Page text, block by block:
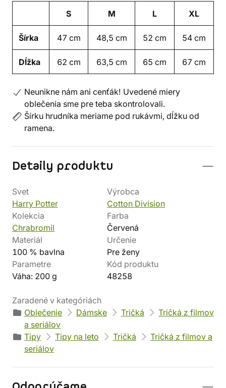
S M L XL
Šírka 47 cm 48,5 cm 52 cm 54 cm
Dĺžka 62 cm 63,5 cm 65 cm 67 cm
Neunikne nám ani cenťák! Uvedené miery
oblečenia sme pre teba skontrolovali.
Šírku hrudníka meriame pod rukávmi, dĺžku od
ramena.
Detaily produktu
Svet
Harry Potter
Výrobca
Cotton Division
Kolekcia
Chrabromil
Farba
Červená
Materiál
100 % bavlna
Určenie
Pre ženy
Parametre
Váha: 200 g
Kód produktu
48258
Zaradené v kategóriách
Oblečenie
Dámske Tričká
Tričká z filmov
a seriálov
Tipy
Tipy na leto Tričká
Tričká z filmov a
seriálov